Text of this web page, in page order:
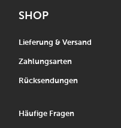
SHOP
Lieferung & Versand
Zahlungsarten
Rücksendungen
Häufige Fragen